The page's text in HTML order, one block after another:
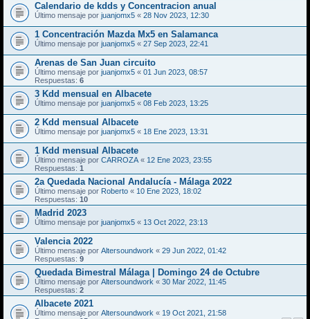
Calendario de kdds y Concentracion anual
Último mensaje por juanjomx5 « 28 Nov 2023, 12:30
1 Concentración Mazda Mx5 en Salamanca
Último mensaje por juanjomx5 « 27 Sep 2023, 22:41
Arenas de San Juan circuito
Último mensaje por juanjomx5 « 01 Jun 2023, 08:57
Respuestas: 6
3 Kdd mensual en Albacete
Último mensaje por juanjomx5 « 08 Feb 2023, 13:25
2 Kdd mensual Albacete
Último mensaje por juanjomx5 « 18 Ene 2023, 13:31
1 Kdd mensual Albacete
Último mensaje por CARROZA « 12 Ene 2023, 23:55
Respuestas: 1
2a Quedada Nacional Andalucía - Málaga 2022
Último mensaje por Roberto « 10 Ene 2023, 18:02
Respuestas: 10
Madrid 2023
Último mensaje por juanjomx5 « 13 Oct 2022, 23:13
Valencia 2022
Último mensaje por Altersoundwork « 29 Jun 2022, 01:42
Respuestas: 9
Quedada Bimestral Málaga | Domingo 24 de Octubre
Último mensaje por Altersoundwork « 30 Mar 2022, 11:45
Respuestas: 2
Albacete 2021
Último mensaje por Altersoundwork « 19 Oct 2021, 21:58